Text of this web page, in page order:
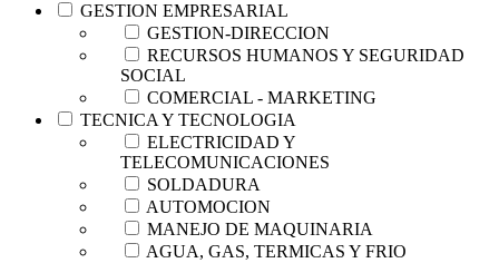
GESTION EMPRESARIAL
GESTION-DIRECCION
RECURSOS HUMANOS Y SEGURIDAD
SOCIAL
COMERCIAL - MARKETING
TECNICA Y TECNOLOGIA
ELECTRICIDAD Y
TELECOMUNICACIONES
SOLDADURA
AUTOMOCION
MANEJO DE MAQUINARIA
AGUA, GAS, TERMICAS Y FRIO